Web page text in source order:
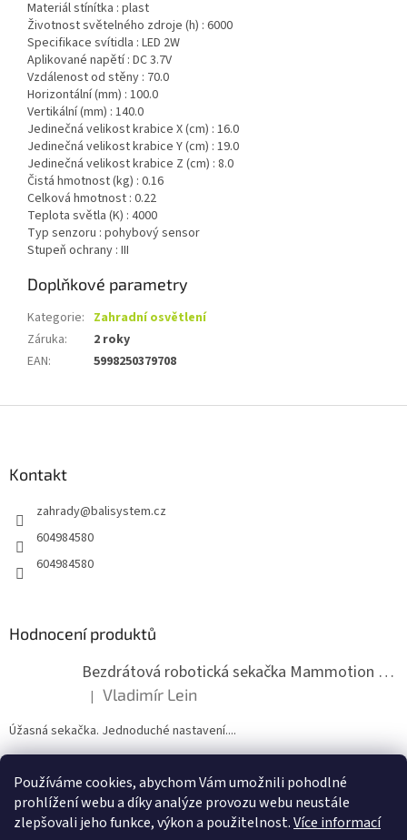
Používáme cookies, abychom Vám umožnili pohodlné
prohlížení webu a díky analýze provozu webu neustále
zlepšovali jeho funkce, výkon a použitelnost.Více informací
Materiál stínítka : plast
Životnost světelného zdroje (h) : 6000
Specifikace svítidla : LED 2W
Aplikované napětí : DC 3.7V
Vzdálenost od stěny : 70.0
Horizontální (mm) : 100.0
Vertikální (mm) : 140.0
Jedinečná velikost krabice X (cm) : 16.0
Jedinečná velikost krabice Y (cm) : 19.0
Jedinečná velikost krabice Z (cm) : 8.0
Čistá hmotnost (kg) : 0.16
Celková hmotnost : 0.22
Teplota světla (K) : 4000
Typ senzoru : pohybový sensor
Stupeň ochrany : III
Doplňkové parametry
Kategorie: Zahradní osvětlení
Záruka:
2 roky
EAN: 5998250379708
Kontakt
zahrady@balisystem.cz
604984580
604984580
Hodnocení produktů
Bezdrátová robotická sekačka Mammotion LUBA mini 2 1500
Hodnocení produktu je 5 z 5 hvězdiček.
| Vladimír Lein
Úžasná sekačka. Jednoduché nastavení....
ZDE NÁM MŮŽETE VLOŽIT HODNOCENÍ